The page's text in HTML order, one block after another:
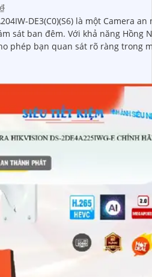
DE3(C0)(S6) là một Camera an
khả năng Hồng Ngoại
phép bạn quan sát rõ ràng trong